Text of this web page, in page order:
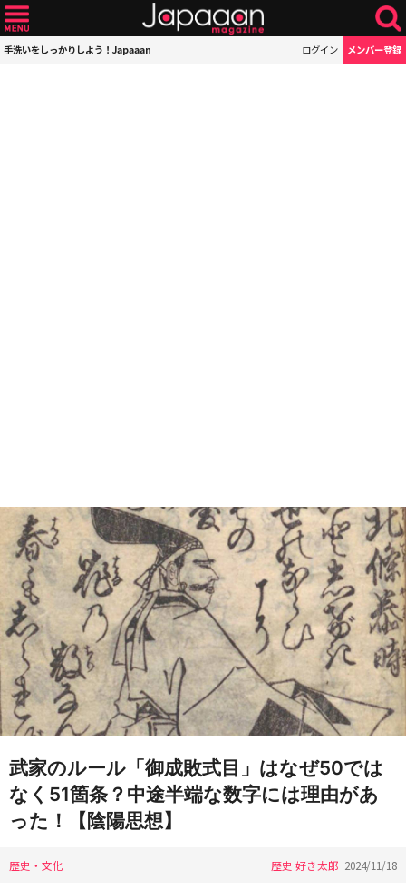
手洗いをしっかりしよう！Japaaan ログイン メンバー登録
武家のルール「御成敗式目」はなぜ50では
なく51箇条？中途半端な数字には理由があ
った！【陰陽思想】
歴史・文化 歴史 好き太郎 2024/11/18